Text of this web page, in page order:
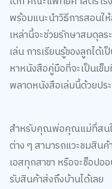
พร้อมแนะนำวิธีการสอนใ
เหล่านี้จะช่วยรักษาสมดุล
เล่น การเรียนรู้ของลูกไ
หาหนังสือคู่มือที่จะเป็นเข็
พลาดหนังสือเล่มนี้ด้วยปร
สำหรับคุณพ่อคุณแม่ที่สน
ต่าง ๆ สามารถแวะชมสิน
เอสทุกสาขา หรือจะช็อปอ
รับสินค้าส่งถึงบ้านได้เลย